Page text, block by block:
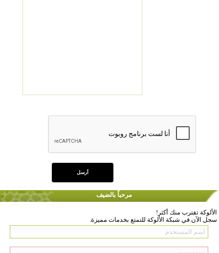
مرحباً بالضيف
الألوكة تقترب منك أكثر!
سجل الآن في شبكة الألوكة للتمتع بخدمات مميزة.